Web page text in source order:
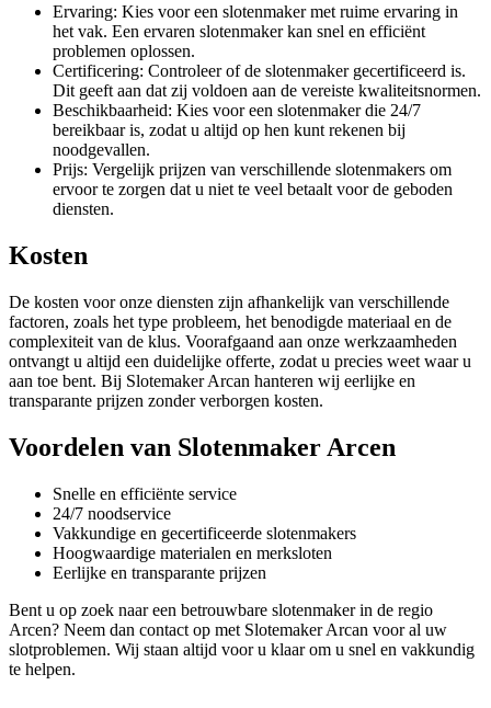
Ervaring: Kies voor een slotenmaker met ruime ervaring in
het vak. Een ervaren slotenmaker kan snel en efficiënt
problemen oplossen.
Certificering: Controleer of de slotenmaker gecertificeerd is.
Dit geeft aan dat zij voldoen aan de vereiste kwaliteitsnormen.
Beschikbaarheid: Kies voor een slotenmaker die 24/7
bereikbaar is, zodat u altijd op hen kunt rekenen bij
noodgevallen.
Prijs: Vergelijk prijzen van verschillende slotenmakers om
ervoor te zorgen dat u niet te veel betaalt voor de geboden
diensten.
Kosten
De kosten voor onze diensten zijn afhankelijk van verschillende
factoren, zoals het type probleem, het benodigde materiaal en de
complexiteit van de klus. Voorafgaand aan onze werkzaamheden
ontvangt u altijd een duidelijke offerte, zodat u precies weet waar u
aan toe bent. Bij Slotemaker Arcan hanteren wij eerlijke en
transparante prijzen zonder verborgen kosten.
Voordelen van Slotenmaker Arcen
Snelle en efficiënte service
24/7 noodservice
Vakkundige en gecertificeerde slotenmakers
Hoogwaardige materialen en merksloten
Eerlijke en transparante prijzen
Bent u op zoek naar een betrouwbare slotenmaker in de regio
Arcen? Neem dan contact op met Slotemaker Arcan voor al uw
slotproblemen. Wij staan altijd voor u klaar om u snel en vakkundig
te helpen.